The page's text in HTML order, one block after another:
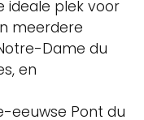
ideale plek voor
meerdere
Dame du
en
eeuwse Pont du